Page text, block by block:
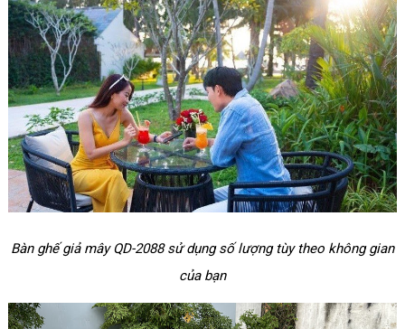
Bàn ghế giả mây QD-2088 sử dụng số lượng tùy theo không gian
của bạn